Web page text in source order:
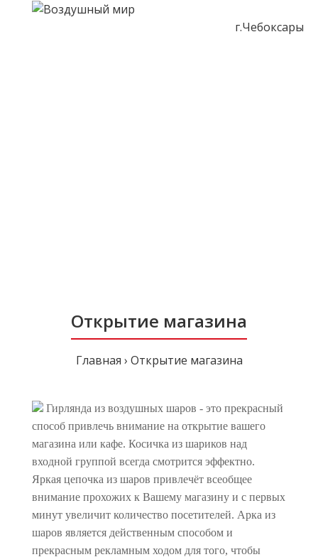
г.Чебоксары
Открытие магазина
Главная Открытие магазина
Гирлянда из воздушных шаров - это прекрасный
способ привлечь внимание на открытие вашего
магазина или кафе. Косичка из шариков над
входной группой всегда смотрится эффектно.
Яркая цепочка из шаров привлечёт всеобщее
внимание прохожих к Вашему магазину и с первых
минут увеличит количество посетителей. Арка из
шаров является действенным способом и
прекрасным рекламным ходом для того, чтобы